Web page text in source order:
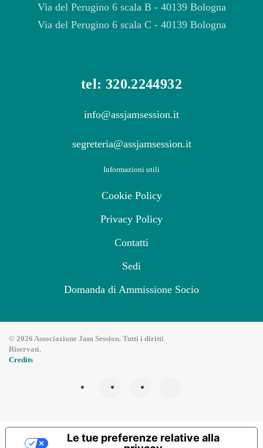
Via del Perugino 6 scala B - 40139 Bologna
Via del Perugino 6 scala C - 40139 Bologna
tel: 320.2244932
info@assjamsession.it
segreteria@assjamsession.it
Informazioni utili
Cookie Policy
Privacy Policy
Contatti
Sedi
Domanda di Ammissione Socio
© 2026 Associazione Jam Session. Tutti i diritti
Riservati.
Credits
Le tue preferenze relative alla